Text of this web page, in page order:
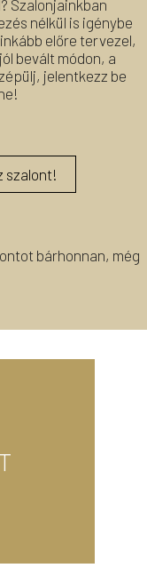
Szalonjainkban
nélkül is igénybe
előre tervezel,
bevált módon, a
jelentkezz be
szalont!
bárhonnan, még
tükörből,
vagy!